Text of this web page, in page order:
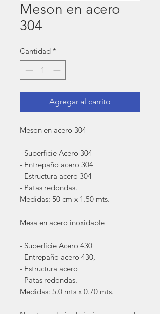
Meson en acero
304
Cantidad *
Agregar al carrito
Meson en acero 304
- Superficie Acero 304
- Entrepaño acero 304
- Estructura acero 304
- Patas redondas.
Medidas: 50 cm x 1.50 mts.
Mesa en acero inoxidable
- Superficie Acero 430
- Entrepaño acero 430,
- Estructura acero
- Patas redondas.
Medidas: 5.0 mts x 0.70 mts.